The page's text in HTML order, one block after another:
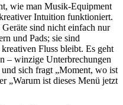
wie man Musik-Equipment
Intuition funktioniert.
sind nicht einfach nur
und Pads; sie sind
Fluss bleibt. Es geht
– winzige Unterbrechungen
sich fragt „Moment, wo ist
„Warum ist dieses Menü jetzt